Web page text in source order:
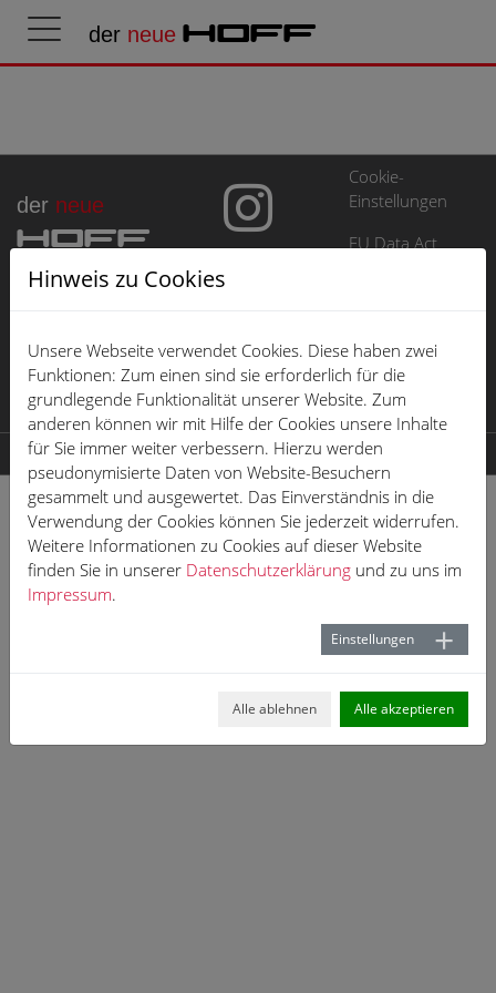
der neue HOFF
der neue
HOFF
Cookie-
Einstellungen
EU Data Act
Öffnungszeiten
Karriere
© 2026 der neue HOFF
Hinweis zu Cookies
Unsere Webseite verwendet Cookies. Diese haben zwei
Funktionen: Zum einen sind sie erforderlich für die
grundlegende Funktionalität unserer Website. Zum
anderen können wir mit Hilfe der Cookies unsere Inhalte
für Sie immer weiter verbessern. Hierzu werden
pseudonymisierte Daten von Website-Besuchern
gesammelt und ausgewertet. Das Einverständnis in die
Verwendung der Cookies können Sie jederzeit widerrufen.
Weitere Informationen zu Cookies auf dieser Website
finden Sie in unserer Datenschutzerklärung und zu uns im
Impressum.
Einstellungen
Alle ablehnen Alle akzeptieren